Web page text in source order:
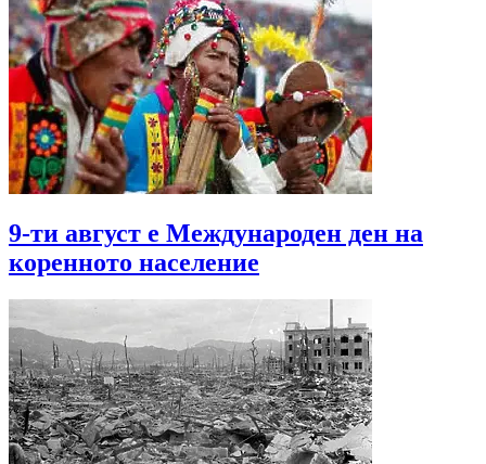
9-ти август е Международен ден на
коренното население